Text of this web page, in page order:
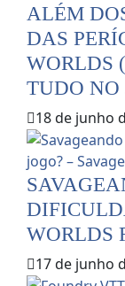
ALÉM
DAS
WORLDS
TUDO NO
18 de junho
WORLDS
17 de junho